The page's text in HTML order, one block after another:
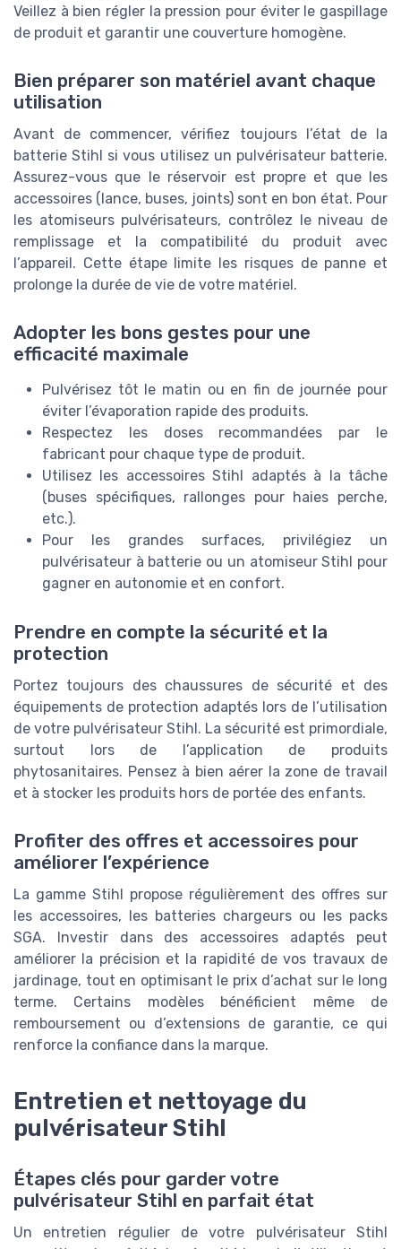
Veillez à bien régler la pression pour éviter le gaspillage
de produit et garantir une couverture homogène.
Bien préparer son matériel avant chaque
utilisation
Avant de commencer, vérifiez toujours l’état de la
batterie Stihl si vous utilisez un pulvérisateur batterie.
Assurez-vous que le réservoir est propre et que les
accessoires (lance, buses, joints) sont en bon état. Pour
les atomiseurs pulvérisateurs, contrôlez le niveau de
remplissage et la compatibilité du produit avec
l’appareil. Cette étape limite les risques de panne et
prolonge la durée de vie de votre matériel.
Adopter les bons gestes pour une
efficacité maximale
Pulvérisez tôt le matin ou en fin de journée pour
éviter l’évaporation rapide des produits.
Respectez les doses recommandées par le
fabricant pour chaque type de produit.
Utilisez les accessoires Stihl adaptés à la tâche
(buses spécifiques, rallonges pour haies perche,
etc.).
Pour les grandes surfaces, privilégiez un
pulvérisateur à batterie ou un atomiseur Stihl pour
gagner en autonomie et en confort.
Prendre en compte la sécurité et la
protection
Portez toujours des chaussures de sécurité et des
équipements de protection adaptés lors de l’utilisation
de votre pulvérisateur Stihl. La sécurité est primordiale,
surtout lors de l’application de produits
phytosanitaires. Pensez à bien aérer la zone de travail
et à stocker les produits hors de portée des enfants.
Profiter des offres et accessoires pour
améliorer l’expérience
La gamme Stihl propose régulièrement des offres sur
les accessoires, les batteries chargeurs ou les packs
SGA. Investir dans des accessoires adaptés peut
améliorer la précision et la rapidité de vos travaux de
jardinage, tout en optimisant le prix d’achat sur le long
terme. Certains modèles bénéficient même de
remboursement ou d’extensions de garantie, ce qui
renforce la confiance dans la marque.
Entretien et nettoyage du
pulvérisateur Stihl
Étapes clés pour garder votre
pulvérisateur Stihl en parfait état
Un entretien régulier de votre pulvérisateur Stihl